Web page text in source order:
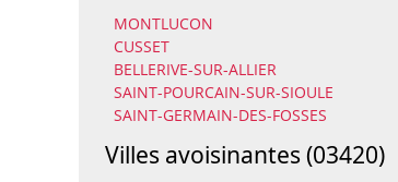
MONTLUCON
CUSSET
BELLERIVE-SUR-ALLIER
SAINT-POURCAIN-SUR-SIOULE
SAINT-GERMAIN-DES-FOSSES
Villes avoisinantes (03420)